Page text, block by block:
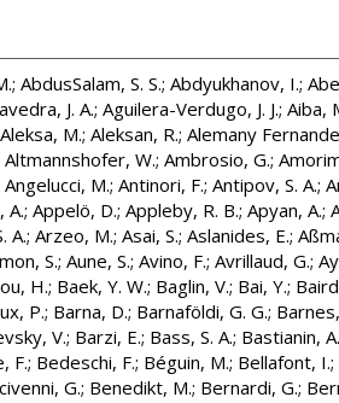
; AbdusSalam, S. S.; Abdyukhanov, I.;
J. A.; Aguilera-Verdugo, J. J.; Aiba,
Aleksa, M.; Aleksan, R.; Alemany
Altmannshofer, W.; Ambrosio, G.;
Angelucci, M.; Antinori, F.; Antipov, S. A.;
A.; Appelö, D.; Appleby, R. B.; Apyan, A.;
A.; Arzeo, M.; Asai, S.; Aslanides, E.;
S.; Aune, S.; Avino, F.; Avrillaud, G.;
H.; Baek, Y. W.; Baglin, V.; Bai, Y.;
P.; Barna, D.; Barnaföldi, G. G.;
V.; Barzi, E.; Bass, S. A.; Bastianin, A.
F.; Bedeschi, F.; Béguin, M.; Bellafont, I.;
G.; Benedikt, M.; Bernardi, G.;